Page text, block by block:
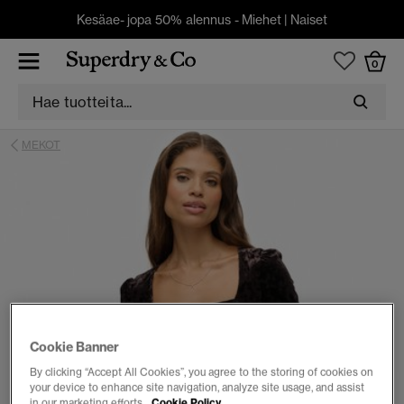
Kesäae- jopa 50% alennus - Miehet | Naiset
0
MEKOT
Cookie Banner
By clicking “Accept All Cookies”, you agree to the storing of cookies on
your device to enhance site navigation, analyze site usage, and assist